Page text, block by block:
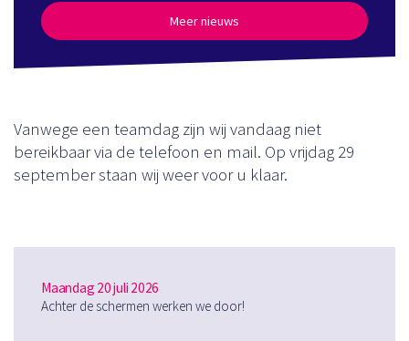
Meer nieuws
Vanwege een teamdag zijn wij vandaag niet
bereikbaar via de telefoon en mail. Op vrijdag 29
september staan wij weer voor u klaar.
Maandag 20 juli 2026
Achter de schermen werken we door!